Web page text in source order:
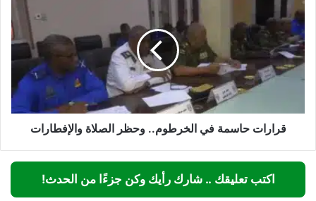
حاسمة
في
الخرطوم..
وحظر
الصلاة
والإفطارات
قرارات حاسمة في الخرطوم.. وحظر الصلاة والإفطارات
اكتب تعليقك .. شارك رأيك وكن جزءًا من الحدث!